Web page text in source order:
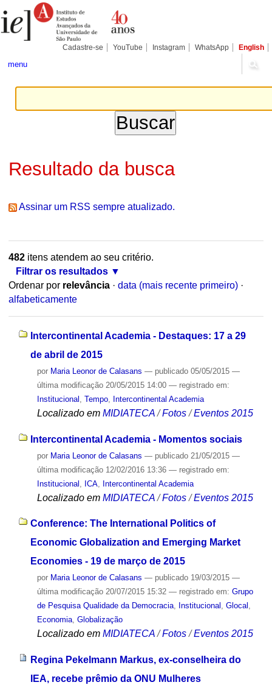
para
conteúdo.
Pessoais
Cadastre-se YouTube Instagram WhatsApp English
menu
Resultado da busca
Assinar um RSS sempre atualizado.
482itens atendem ao seu critério.
Filtrar os resultados
Ordenar por relevância · data (mais recente primeiro) ·
alfabeticamente
Intercontinental Academia - Destaques: 17 a 29
de abril de 2015
por Maria Leonor de Calasans — publicado05/05/2015 —
última modificação20/05/2015 14:00 — registrado em:
Institucional
Tempo, Intercontinental Academia
Localizado em MIDIATECA /Fotos /Eventos 2015
Intercontinental Academia - Momentos sociais
por Maria Leonor de Calasans — publicado21/05/2015 —
última modificação12/02/2016 13:36 — registrado em:
Institucional
ICA, Intercontinental Academia
Localizado em MIDIATECA /Fotos /Eventos 2015
Conference: The International Politics of
Economic Globalization and Emerging Market
Economies - 19 de março de 2015
por Maria Leonor de Calasans — publicado19/03/2015 —
última modificação20/07/2015 15:32 — registrado em: Grupo
de Pesquisa Qualidade da Democracia, Institucional , Glocal ,
Economia, Globalização
Localizado em MIDIATECA /Fotos /Eventos 2015
Regina Pekelmann Markus, ex-conselheira do
IEA, recebe prêmio da ONU Mulheres